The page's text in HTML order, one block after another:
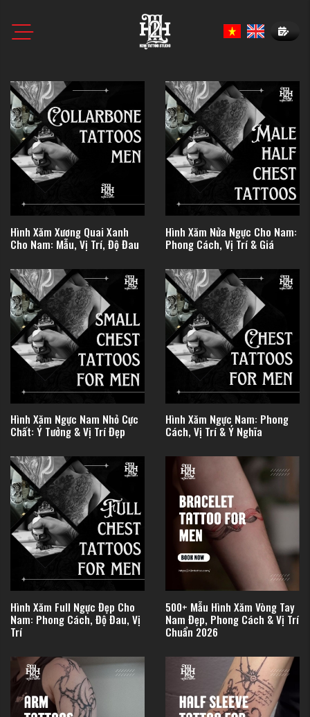
Book
Hình Xăm Xương Quai Xanh
Cho Nam: Mẫu, Vị Trí, Độ Đau
Hình Xăm Nửa Ngực Cho Nam:
Phong Cách, Vị Trí & Giá
Hình Xăm Ngực Nam Nhỏ Cực
Chất: Ý Tưởng & Vị Trí Đẹp
Hình Xăm Ngực Nam: Phong
Cách, Vị Trí & Ý Nghĩa
Hình Xăm Full Ngực Đẹp Cho
Nam: Phong Cách, Độ Đau, Vị
Trí
500+ Mẫu Hình Xăm Vòng Tay
Nam Đẹp, Phong Cách & Vị Trí
Chuẩn 2026